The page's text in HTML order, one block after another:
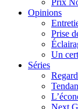
Prix
Opinions
Prise
Un
Séries
Next